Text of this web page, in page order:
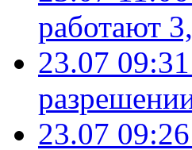
работают
23.07 09:31
23.07 09:26